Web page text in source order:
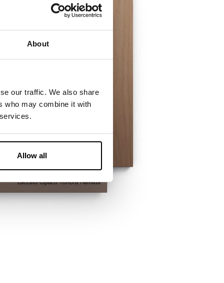
About
our traffic. We also share
who may combine it with
Allow all